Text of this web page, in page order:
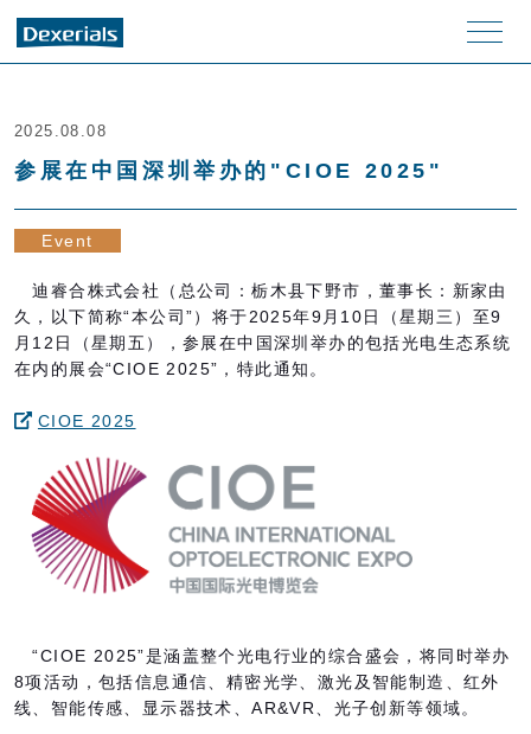
men
参展在中国深圳举办的"CIOE 2025"
Event
2025.08.08
迪睿合株式会社（总公司：栃木县下野市，董事长：新家由
久，以下简称“本公司”）将于2025年9 月 10日（星期三）至9
月 12 日（星期五），参展在中国深圳举办的包括光电生态系统
在内的展会“CIOE 2025”，特此通知。
CIOE 2025
“CIOE 2025”是涵盖整个光电行业的综合盛会，将同时举办
8项活动，包括信息通信、精密光学、激光及智能制造、红外
线、智能传感、显示器技术、AR&VR、光子创新等领域。